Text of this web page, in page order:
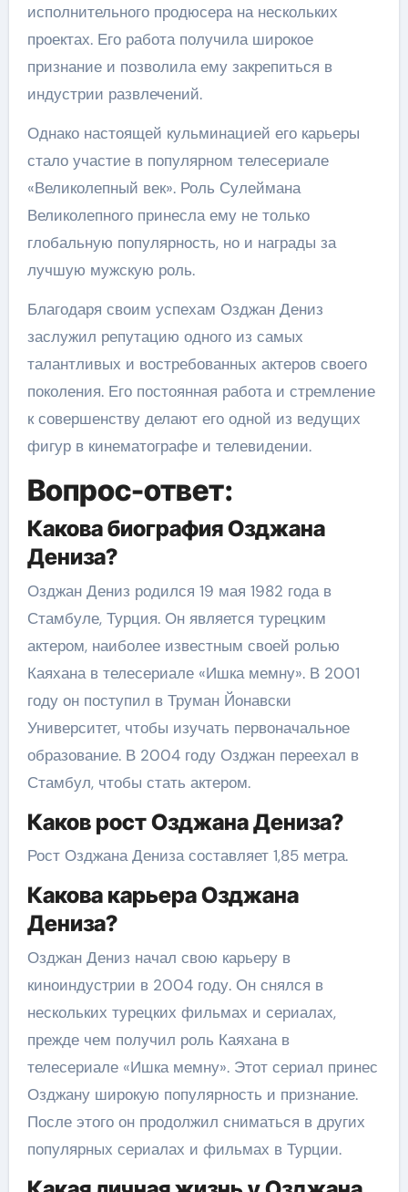
исполнительного продюсера на нескольких
проектах. Его работа получила широкое
признание и позволила ему закрепиться в
индустрии развлечений.
Однако настоящей кульминацией его карьеры
стало участие в популярном телесериале
«Великолепный век». Роль Сулеймана
Великолепного принесла ему не только
глобальную популярность, но и награды за
лучшую мужскую роль.
Благодаря своим успехам Озджан Дениз
заслужил репутацию одного из самых
талантливых и востребованных актеров своего
поколения. Его постоянная работа и стремление
к совершенству делают его одной из ведущих
фигур в кинематографе и телевидении.
Вопрос-ответ:
Какова биография Озджана
Дениза?
Озджан Дениз родился 19 мая 1982 года в
Стамбуле, Турция. Он является турецким
актером, наиболее известным своей ролью
Каяхана в телесериале «Ишка мемну». В 2001
году он поступил в Труман Йонавски
Университет, чтобы изучать первоначальное
образование. В 2004 году Озджан переехал в
Стамбул, чтобы стать актером.
Каков рост Озджана Дениза?
Рост Озджана Дениза составляет 1,85 метра.
Какова карьера Озджана
Дениза?
Озджан Дениз начал свою карьеру в
киноиндустрии в 2004 году. Он снялся в
нескольких турецких фильмах и сериалах,
прежде чем получил роль Каяхана в
телесериале «Ишка мемну». Этот сериал принес
Озджану широкую популярность и признание.
После этого он продолжил сниматься в других
популярных сериалах и фильмах в Турции.